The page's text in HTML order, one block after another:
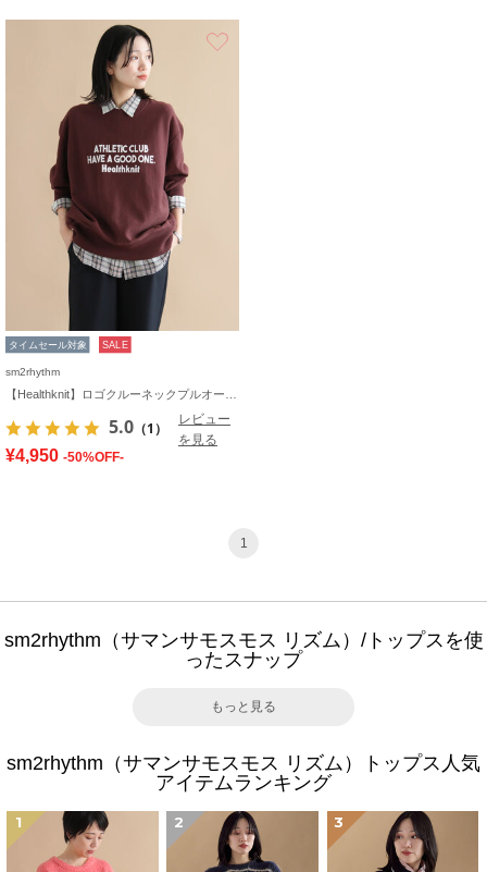
タイムセール対象 SALE
sm2rhythm
5.0 （1）
レビュー
を見る
¥4,950 -50%OFF-
1
sm2rhythm（サマンサモスモス リズム）/トップスを使
ったスナップ
もっと見る
sm2rhythm（サマンサモスモス リズム）トップス人気
アイテムランキング
1 2 3